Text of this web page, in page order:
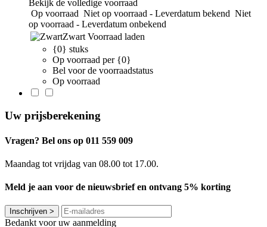
Bekijk de volledige voorraad
Op voorraad Niet op voorraad - Leverdatum bekend Niet
op voorraad - Leverdatum onbekend
Zwart Voorraad laden
{0} stuks
Op voorraad per {0}
Bel voor de voorraadstatus
Op voorraad
Uw prijsberekening
Vragen? Bel ons op 011 559 009
Maandag tot vrijdag van 08.00 tot 17.00.
Meld je aan voor de nieuwsbrief en ontvang 5% korting
Inschrijven >
Bedankt voor uw aanmelding